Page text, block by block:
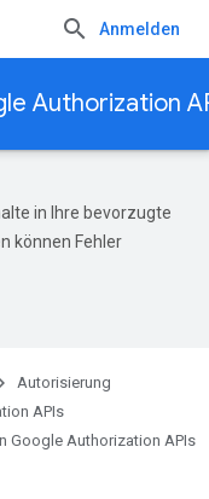
Anmelden
Authorization
in Ihre bevorzugte
können Fehler
Autorisierung
APIs
Google Authorization APIs